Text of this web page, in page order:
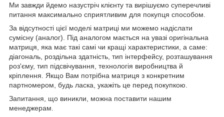
Ми завжди йдемо назустріч клієнту та вирішуємо суперечливі
питання максимально сприятливим для покупця способом.
За відсутності цієї моделі матриці ми можемо надіслати
сумісну (аналог). Під аналогом мається на увазі оригінальна
матриця, яка має такі самі чи кращі характеристики, а саме:
діагональ, роздільна здатність, тип інтерфейсу, розташування
роз'єму, тип підсвічування, технологія виробництва й
кріплення. Якщо Вам потрібна матриця з конкретним
партномером, будь ласка, укажіть це перед покупкою.
Запитання, що виникли, можна поставити нашим
менеджерам.